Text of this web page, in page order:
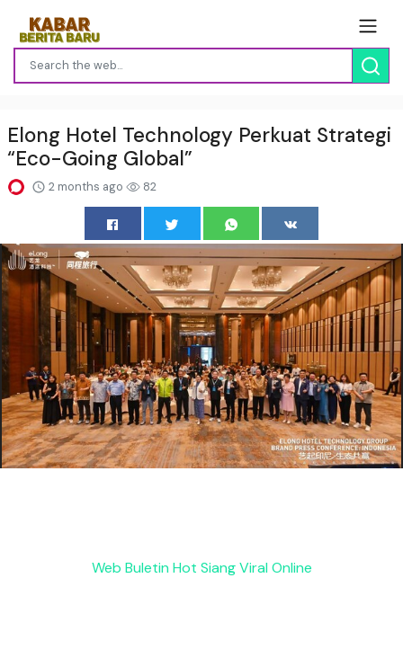
Elong Hotel Technology Perkuat Strategi
“Eco-Going Global”
2 months ago 82
Web Buletin Hot Siang Viral Online